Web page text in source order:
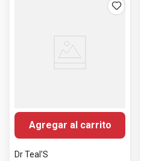
Agregar al carrito
Dr Teal'S